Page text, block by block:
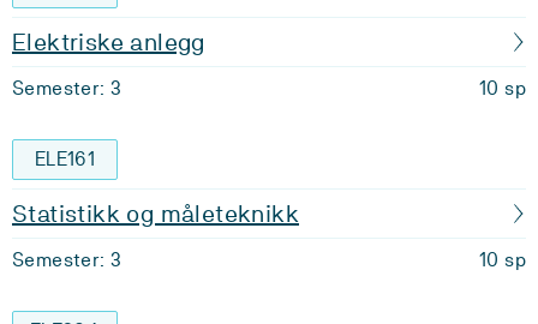
Elektriske anlegg
Semester: 3 10 sp
ELE161
Statistikk og måleteknikk
Semester: 3 10 sp